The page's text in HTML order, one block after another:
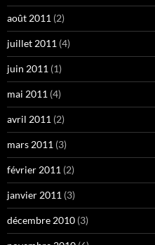
août 2011 (2)
juillet 2011 (4)
juin 2011 (1)
mai 2011 (4)
avril 2011 (2)
mars 2011 (3)
février 2011 (2)
janvier 2011 (3)
décembre 2010 (3)